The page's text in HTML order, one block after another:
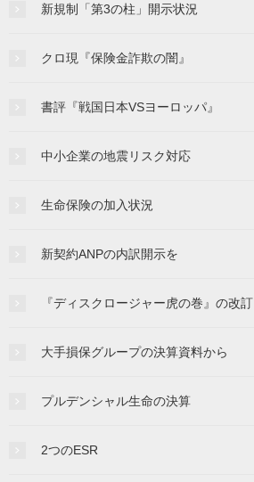
新規制「第3の柱」開示状況
クロ現『保険金詐欺の闇』
書評『戦国日本VSヨーロッパ』
中小企業の地震リスク対応
生命保険の加入状況
新契約ANPの内訳開示を
『ディスクロージャー虎の巻』の改訂
大手損保グループの決算資料から
プルデンシャル生命の決算
2つのESR